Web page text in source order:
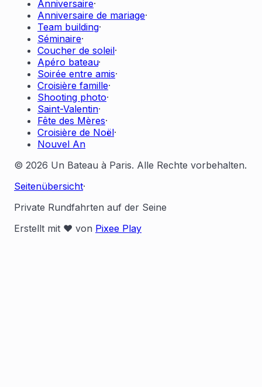
Anniversaire·
Anniversaire de mariage·
Team building·
Séminaire·
Coucher de soleil·
Apéro bateau·
Soirée entre amis·
Croisière famille·
Shooting photo·
Saint-Valentin·
Fête des Mères·
Croisière de Noël·
Nouvel An
© 2026 Un Bateau à Paris. Alle Rechte vorbehalten.
Seitenübersicht·
Private Rundfahrten auf der Seine
Erstellt mit ❤️ von Pixee Play